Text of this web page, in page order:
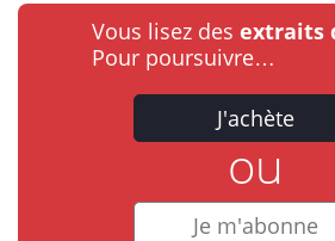
Vous lisez des extraits
Pour poursuivre…
J'achète
ou
Je m'abonne